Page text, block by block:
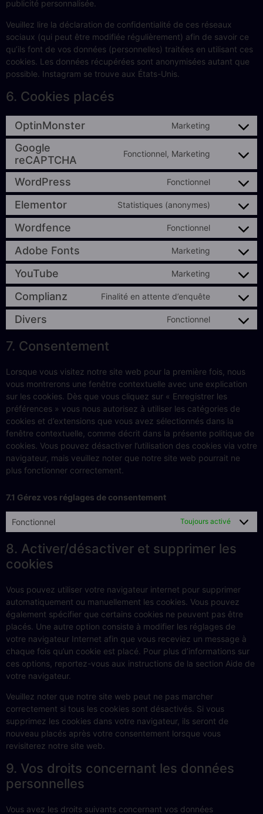
publicité personnalisée.
Veuillez lire la déclaration de confidentialité de ces réseaux
sociaux (qui peut être modifiée régulièrement) afin de savoir ce
qu’ils font de vos données (personnelles) traitées en utilisant ces
cookies. Les données récupérées sont anonymisées autant que
possible. Instagram se trouve aux États-Unis.
6. Cookies placés
OptinMonster Marketing
Google
reCAPTCHA
Fonctionnel, Marketing
WordPress Fonctionnel
Elementor Statistiques (anonymes)
Wordfence Fonctionnel
Adobe Fonts Marketing
YouTube Marketing
Complianz Finalité en attente d’enquête
Divers Fonctionnel
7. Consentement
Lorsque vous visitez notre site web pour la première fois, nous
vous montrerons une fenêtre contextuelle avec une explication
sur les cookies. Dès que vous cliquez sur « Enregistrer les
préférences » vous nous autorisez à utiliser les catégories de
cookies et d’extensions que vous avez sélectionnés dans la
fenêtre contextuelle, comme décrit dans la présente politique de
cookies. Vous pouvez désactiver l’utilisation des cookies via votre
navigateur, mais veuillez noter que notre site web pourrait ne
plus fonctionner correctement.
7.1 Gérez vos réglages de consentement
Fonctionnel Toujours activé
8. Activer/désactiver et supprimer les
cookies
Vous pouvez utiliser votre navigateur internet pour supprimer
automatiquement ou manuellement les cookies. Vous pouvez
également spécifier que certains cookies ne peuvent pas être
placés. Une autre option consiste à modifier les réglages de
votre navigateur Internet afin que vous receviez un message à
chaque fois qu’un cookie est placé. Pour plus d’informations sur
ces options, reportez-vous aux instructions de la section Aide de
votre navigateur.
Veuillez noter que notre site web peut ne pas marcher
correctement si tous les cookies sont désactivés. Si vous
supprimez les cookies dans votre navigateur, ils seront de
nouveau placés après votre consentement lorsque vous
revisiterez notre site web.
9. Vos droits concernant les données
personnelles
Vous avez les droits suivants concernant vos données